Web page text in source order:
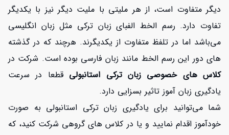
دیگر متفاوت است، از هر ملیتی با ملیت دیگر نیز با یکدیگر
تفاوت دارد. رسم الخط الفبای زبان ترکی مثل زبان انگلیسی
می‌باشد اما در تلفظ متفاوت از یکدیگرند. هرچند که در گذشته
های دور این رسم الخط مانند زبان فارسی بوده است. شرکت در
کلاس های خصوصی زبان ترکی استانبولی قطعا در سرعت
یادگیری زبان آموز تاثیر بسزایی دارد.
شما می‌توانید برای یادگیری زبان ترکی استانبولی به صورت
خودآموز اقدام نمایید و یا در کلاس های گروهی شرکت کنید، که